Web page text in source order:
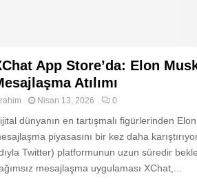
App Store’da: Elon
Atılımı
Nisan 13, 2026 0
dünyanın en tartışmalı figürlerinden
piyasasını bir kez daha
Twitter) platformunun uzun süredir
mesajlaşma uygulaması XChat,...